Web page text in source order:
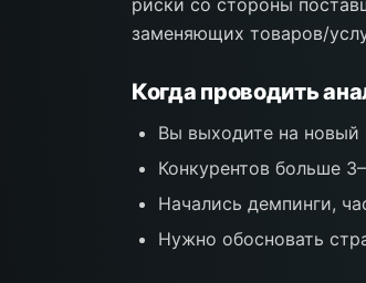
риски со стороны
заменяющих товаров/
Когда проводить
Вы выходите на новый
Конкурентов больше
Начались демпинги,
Нужно обосновать